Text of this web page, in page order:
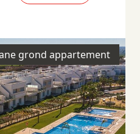
grond appartement